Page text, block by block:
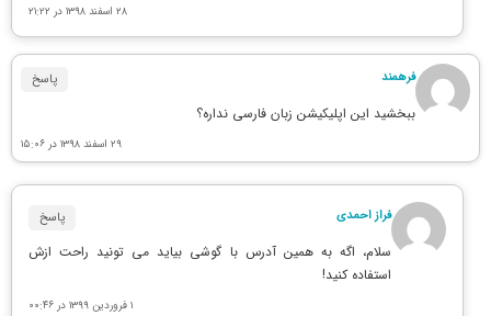
۲۸ اسفند ۱۳۹۸ در ۲۱:۲۲
فرهمند پاسخ
ببخشید این اپلیکیشن زبان فارسی نداره؟
۲۹ اسفند ۱۳۹۸ در ۱۵:۰۶
فراز احمدی پاسخ
سلام، اگه به همین آدرس با گوشی بیاید می تونید راحت ازش
استفاده کنید!
۱ فروردین ۱۳۹۹ در ۰۰:۴۶